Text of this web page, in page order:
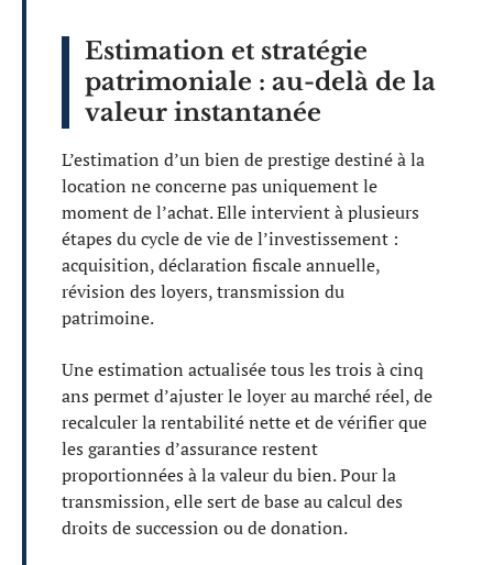
Estimation et stratégie
patrimoniale : au-delà de la
valeur instantanée
L’estimation d’un bien de prestige destiné à la
location ne concerne pas uniquement le
moment de l’achat. Elle intervient à plusieurs
étapes du cycle de vie de l’investissement :
acquisition, déclaration fiscale annuelle,
révision des loyers, transmission du
patrimoine.
Une estimation actualisée tous les trois à cinq
ans permet d’ajuster le loyer au marché réel, de
recalculer la rentabilité nette et de vérifier que
les garanties d’assurance restent
proportionnées à la valeur du bien. Pour la
transmission, elle sert de base au calcul des
droits de succession ou de donation.